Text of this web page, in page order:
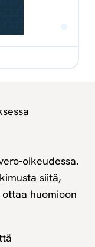
oikeudessa.
siitä,
huomioon